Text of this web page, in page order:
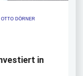
DÖRNER
in